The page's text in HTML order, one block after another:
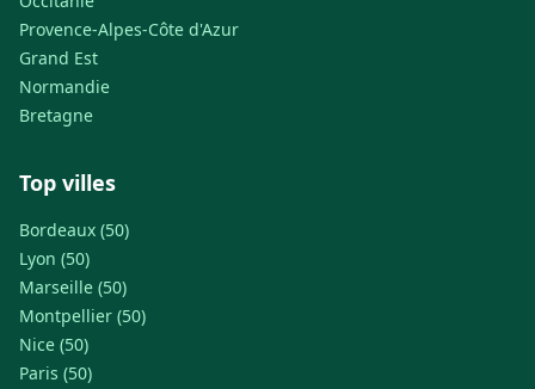
Provence-Alpes-Côte d'Azur
Grand Est
Normandie
Bretagne
Top villes
Bordeaux (50)
Lyon (50)
Marseille (50)
Montpellier (50)
Nice (50)
Paris (50)